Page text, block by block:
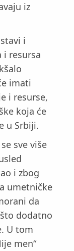
iz
i
i resursa
imati
i resurse,
koja će
u Srbiji.
sve više
i zbog
umetničke
da
dodatno
U tom
men“